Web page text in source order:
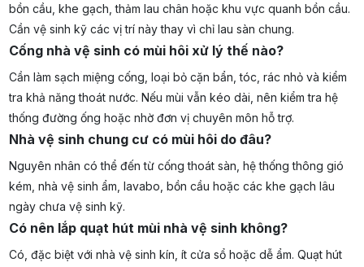
bồn cầu, khe gạch, thảm lau chân hoặc khu vực quanh bồn cầu.
Cần vệ sinh kỹ các vị trí này thay vì chỉ lau sàn chung.
Cống nhà vệ sinh có mùi hôi xử lý thế nào?
Cần làm sạch miệng cống, loại bỏ cặn bẩn, tóc, rác nhỏ và kiểm
tra khả năng thoát nước. Nếu mùi vẫn kéo dài, nên kiểm tra hệ
thống đường ống hoặc nhờ đơn vị chuyên môn hỗ trợ.
Nhà vệ sinh chung cư có mùi hôi do đâu?
Nguyên nhân có thể đến từ cống thoát sàn, hệ thống thông gió
kém, nhà vệ sinh ẩm, lavabo, bồn cầu hoặc các khe gạch lâu
ngày chưa vệ sinh kỹ.
Có nên lắp quạt hút mùi nhà vệ sinh không?
Có, đặc biệt với nhà vệ sinh kín, ít cửa sổ hoặc dễ ẩm. Quạt hút